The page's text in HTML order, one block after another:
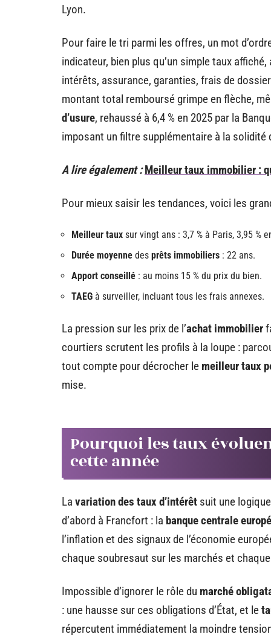
Lyon.
Pour faire le tri parmi les offres, un mot
indicateur, bien plus qu’un simple taux
intérêts, assurance, garanties, frais de
montant total remboursé grimpe en flèche,
d’usure, rehaussé à 6,4 % en 2025 par la
imposant un filtre supplémentaire à la solidité
A lire également : Meilleur taux immobilier :
Pour mieux saisir les tendances, voici les
Meilleur taux sur vingt ans : 3,7 % à Paris, 3,95 %
Durée moyenne des prêts immobiliers : 22 ans.
Apport conseillé : au moins 15 % du prix du bien.
TAEG à surveiller, incluant tous les frais annexes.
La pression sur les prix de l’achat immobilier
courtiers scrutent les profils à la loupe :
tout compte pour décrocher le meilleur taux
mise.
Pourquoi les taux
cette année
La variation des taux d’intérêt suit une
d’abord à Francfort : la banque centrale
l’inflation et des signaux de l’économie
chaque soubresaut sur les marchés et
Impossible d’ignorer le rôle du marché
: une hausse sur ces obligations d’État, et le
répercutent immédiatement la moindre